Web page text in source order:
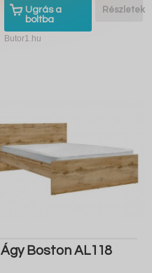
Ugrás a
boltba
Részletek
Butor1.hu
Ágy Boston AL118